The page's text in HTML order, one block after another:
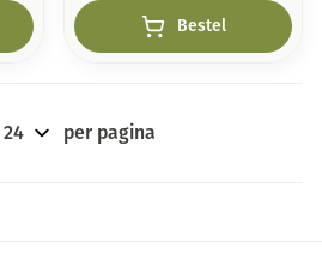
Bestel
per pagina